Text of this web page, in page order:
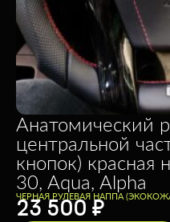
Анатомический
центральной
кнопок) красная
30, Aqua, Alpha
ЧЕРНАЯ РУЛЕВАЯ НАППА
23 500 ₽